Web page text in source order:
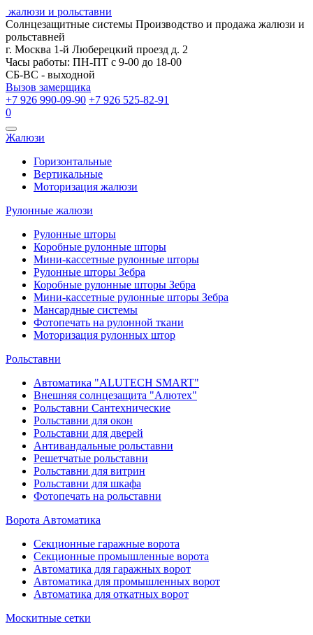
жалюзи и рольставни
Солнцезащитные системы Производство и продажа жалюзи и
рольставней
г. Москва 1-й Люберецкий проезд д. 2
Часы работы: ПН-ПТ с 9-00 до 18-00
СБ-ВС - выходной
Вызов замерщика
+7 926 990-09-90 +7 926 525-82-91
0
Открыть
навигацию
Жалюзи
Горизонтальные
Вертикальные
Моторизация жалюзи
Рулонные жалюзи
Рулонные шторы
Коробные рулонные шторы
Мини-кассетные рулонные шторы
Рулонные шторы Зебра
Коробные рулонные шторы Зебра
Мини-кассетные рулонные шторы Зебра
Мансардные системы
Фотопечать на рулонной ткани
Моторизация рулонных штор
Рольставни
Автоматика "ALUTECH SMART"
Внешняя солнцезащита "Алютех"
Рольставни Сантехнические
Рольставни для окон
Рольставни для дверей
Антивандальные рольставни
Решетчатые рольставни
Рольставни для витрин
Рольставни для шкафа
Фотопечать на рольставни
Ворота Автоматика
Секционные гаражные ворота
Секционные промышленные ворота
Автоматика для гаражных ворот
Автоматика для промышленных ворот
Автоматика для откатных ворот
Москитные сетки